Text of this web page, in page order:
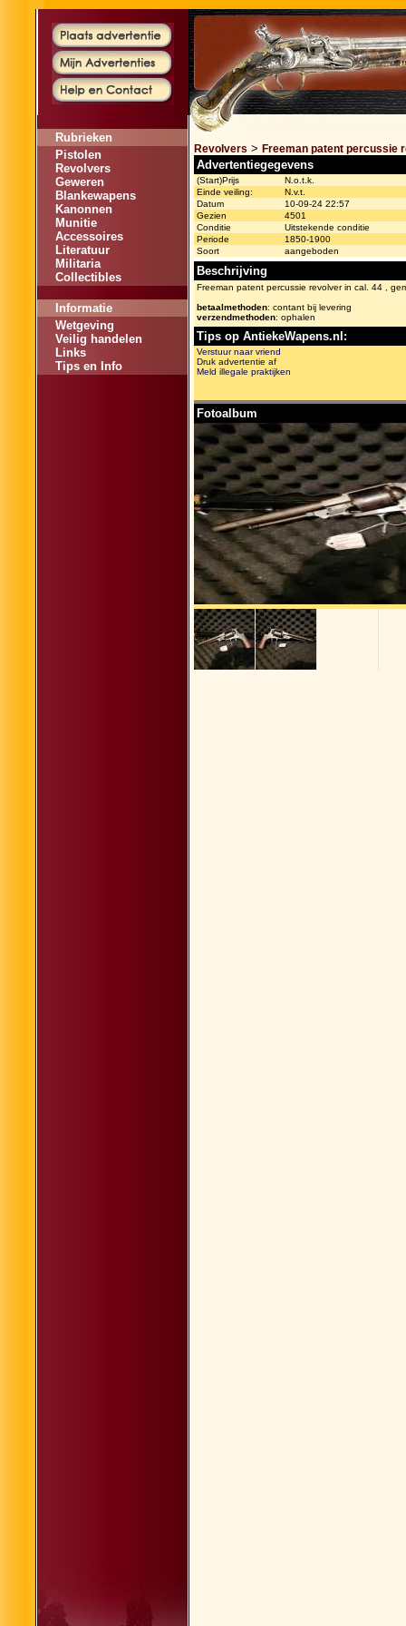
Rubrieken
Pistolen
Revolvers
Geweren
Blankewapens
Kanonnen
Munitie
Accessoires
Literatuur
Militaria
Collectibles
Informatie
Wetgeving
Veilig handelen
Links
Tips en Info
Revolvers > Freeman patent percussie
Advertentiegegevens
(Start)Prijs
N.o.t.k.
Einde veiling:
N.v.t.
Datum
10-09-24 22:57
Gezien
4501
Conditie
Uitstekende conditie
Periode
1850-1900
Soort
aangeboden
Beschrijving
Freeman patent percussie revolver in cal. 44 ,
betaalmethoden: contant bij levering
verzendmethoden: ophalen
Tips op AntiekeWapens.nl:
Verstuur naar vriend
Druk advertentie af
Meld illegale praktijken
Fotoalbum